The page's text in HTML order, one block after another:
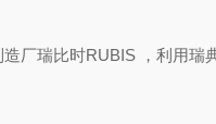
厂瑞比时RUBIS ，利用瑞